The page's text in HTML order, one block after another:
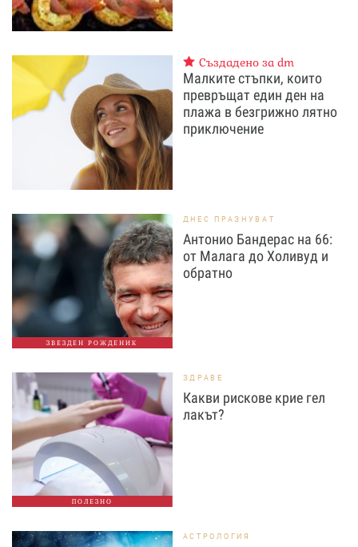
Създадено за dm
Малките стъпки, които
превръщат един ден на
плажа в безгрижно лятно
приключение
ЗВЕЗДЕН РОЖДЕНИК
ДНЕС ПРАЗНУВАТ
Антонио Бандерас на 66:
от Малага до Холивуд и
обратно
ПОЛЕЗНО
ЗДРАВЕ
Какви рискове крие гел
лакът?
АСТРОЛОГИЯ